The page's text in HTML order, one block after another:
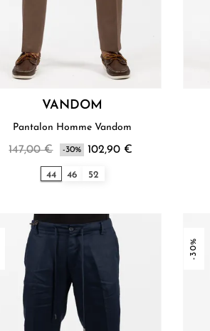
VANDOM
Pantalon Homme Vandom
147,00 € -30% 102,90 €
44 46 52
-30%